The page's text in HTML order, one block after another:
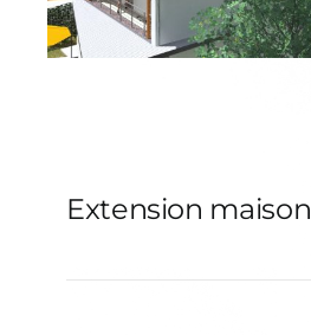
Extension maison